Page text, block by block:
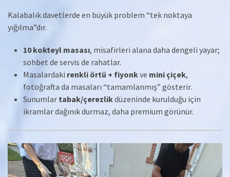
Kalabalık davetlerde en büyük problem “tek noktaya
yığılma”dır.
10 kokteyl masası, misafirleri alana daha dengeli yayar;
sohbet de servis de rahatlar.
Masalardaki renkli örtü + fiyonkve mini çiçek,
fotoğrafta da masaları “tamamlanmış” gösterir.
Sunumlar tabak/çerezlikdüzeninde kurulduğu için
ikramlar dağınık durmaz, daha premium görünür.